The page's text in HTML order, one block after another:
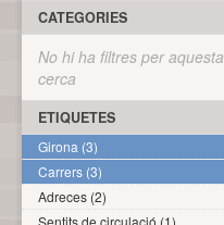
CATEGORIES
No hi ha filtres per aquesta
cerca
ETIQUETES
Girona (3)
Carrers (3)
Adreces (2)
Sentits de circulació (1)